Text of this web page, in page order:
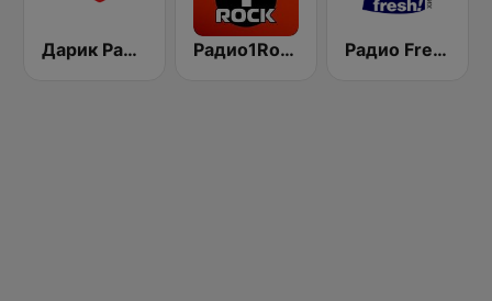
Дарик Радио ( Darik Radio ) Радио1Rock 98.3 FM ( Radio 1 Rock ) Радио Fresh! 100.3 FM